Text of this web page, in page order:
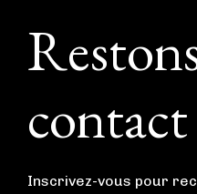
Footer
contact
Inscrivez-vous pour